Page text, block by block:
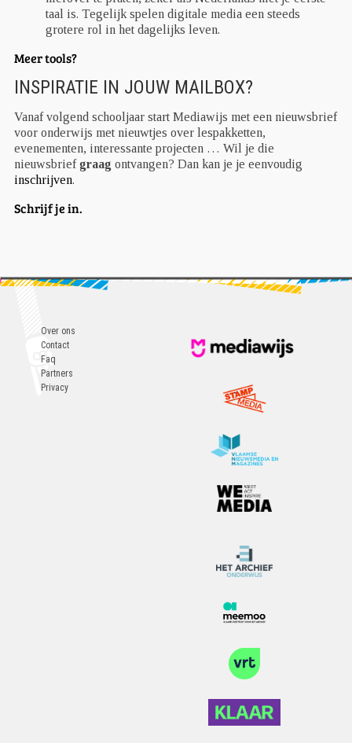
taal is. Tegelijk spelen digitale media een steeds
grotere rol in het dagelijks leven.
Meer tools?
INSPIRATIE IN JOUW MAILBOX?
Vanaf volgend schooljaar start Mediawijs met een nieuwsbrief
voor onderwijs met nieuwtjes over lespakketten,
evenementen, interessante projecten … Wil je die
nieuwsbrief graag ontvangen? Dan kan je je eenvoudig
inschrijven.
Schrijf je in.
Over ons
Contact
Faq
Partners
Privacy